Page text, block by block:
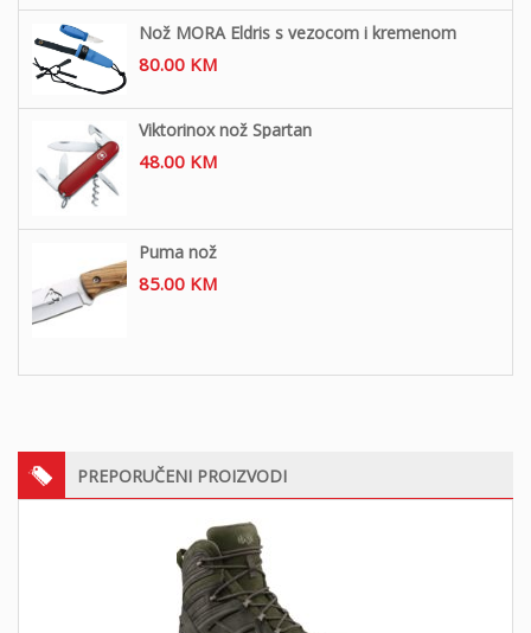
Nož MORA Eldris s vezocom i kremenom
80.00 KM
Viktorinox nož Spartan
48.00 KM
Puma nož
85.00 KM
PREPORUČENI PROIZVODI